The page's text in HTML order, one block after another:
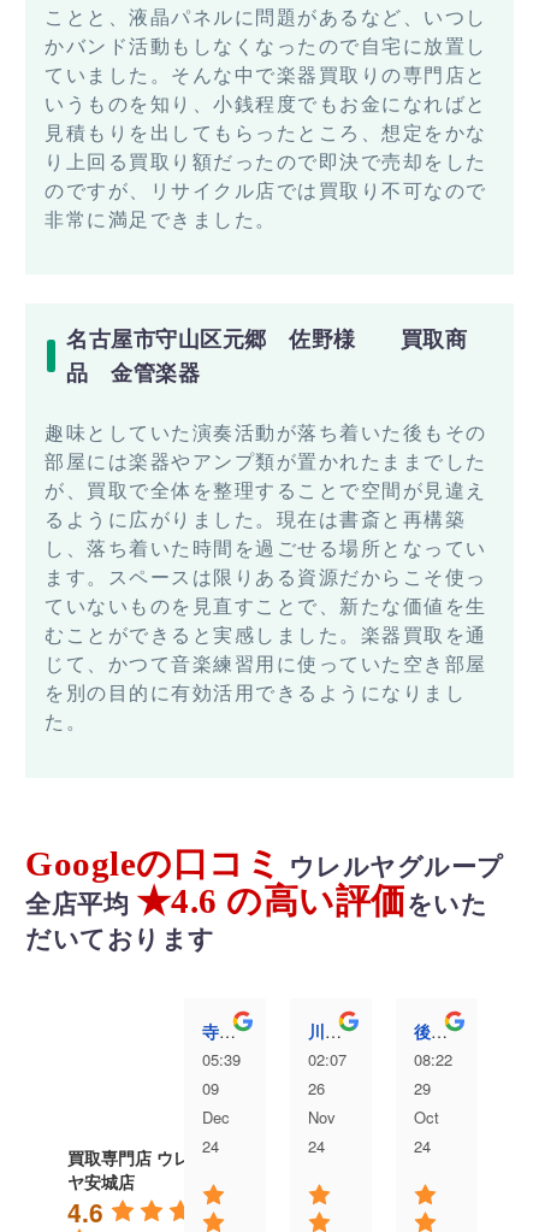
ことと、液晶パネルに問題があるなど、いつし
かバンド活動もしなくなったので自宅に放置し
ていました。そんな中で楽器買取りの専門店と
いうものを知り、小銭程度でもお金になればと
見積もりを出してもらったところ、想定をかな
り上回る買取り額だったので即決で売却をした
のですが、リサイクル店では買取り不可なので
非常に満足できました。
名古屋市守山区元郷 佐野様 買取商
品 金管楽器
趣味としていた演奏活動が落ち着いた後もその
部屋には楽器やアンプ類が置かれたままでした
が、買取で全体を整理することで空間が見違え
るように広がりました。現在は書斎と再構築
し、落ち着いた時間を過ごせる場所となってい
ます。スペースは限りある資源だからこそ使っ
ていないものを見直すことで、新たな価値を生
むことができると実感しました。楽器買取を通
じて、かつて音楽練習用に使っていた空き部屋
を別の目的に有効活用できるようになりまし
た。
Googleの口コミ
ウレルヤグループ
全店平均 ★4.6 の高い評価をいた
だいております
買取専門店 ウレル
ヤ安城店
4.6
寺澤愛弥
05:39
09
Dec
24
川村洸太
02:07
26
Nov
24
後藤むぎ
08:22
29
Oct
24